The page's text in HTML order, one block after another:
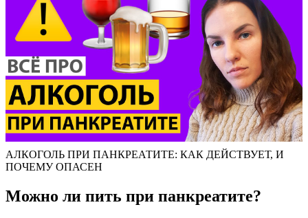
АЛКОГОЛЬ ПРИ ПАНКРЕАТИТЕ: КАК ДЕЙСТВУЕТ, И
ПОЧЕМУ ОПАСЕН
Можно ли пить при панкреатите?